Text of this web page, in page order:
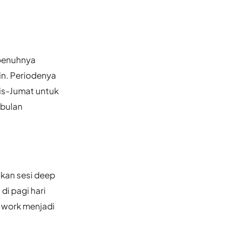
Periodenya
Jumat untuk
sesi deep
pagi hari
menjadi